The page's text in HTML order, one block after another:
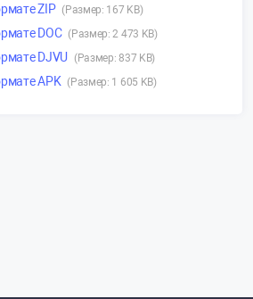
ZIP (Размер: 167 KB)
DOC (Размер: 2 473 KB)
DJVU (Размер: 837 KB)
APK (Размер: 1 605 KB)